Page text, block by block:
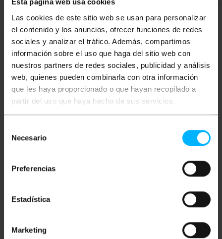
Esta página web usa cookies
Las cookies de este sitio web se usan para personalizar
el contenido y los anuncios, ofrecer funciones de redes
sociales y analizar el tráfico. Además, compartimos
información sobre el uso que haga del sitio web con
nuestros partners de redes sociales, publicidad y análisis
web, quienes pueden combinarla con otra información
que les haya proporcionado o que hayan recopilado a
partir del uso que haya hecho de sus servicios.
Necesario
Preferencias
Estadística
Marketing
Więcej informacji
Opis
dupleks 50 µm / 125 µm LC-ST o długości 50 cm.
Światłowód OM4 jest zoptymalizowany pod kątem
50 µm i średnicy powłoki 125 µm. Przepisy OM1 i OM2
dopuszczają prędkości Gigabit Ethernet (1 Gbit / s).
Standard OM3 pozwala na uzyskanie prędkości do 10
wielomodowy 50 µm / 125 µm, który pozwala na